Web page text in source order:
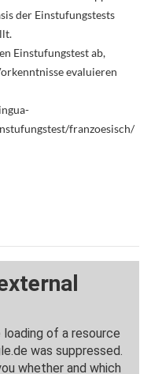
der Einstufungstests
Einstufungstest ab,
evaluieren
franzoesisch/